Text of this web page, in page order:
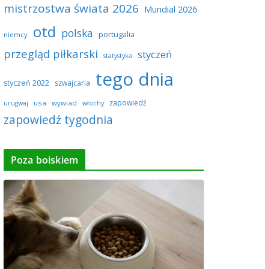
mistrzostwa świata 2026 Mundial 2026
niemcy otd polska portugalia
przegląd piłkarski statystyka styczeń
styczeń 2022 szwajcaria tego dnia
urugwaj usa wywiad włochy zapowiedź
zapowiedź tygodnia
Poza boiskiem